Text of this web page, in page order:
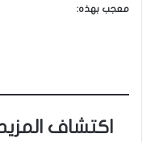
معجب بهذه:
اكتشاف